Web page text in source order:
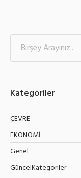
Kategoriler
ÇEVRE
EKONOMİ
Genel
GüncelKategoriler